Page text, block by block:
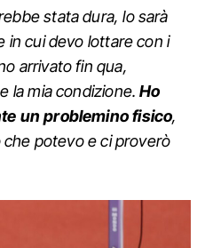
stata dura, lo sarà
in cui devo lottare con i
arrivato fin qua,
la mia condizione.Ho
un problemino fisico,
che potevo e ci proverò